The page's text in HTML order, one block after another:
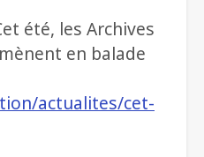
été, les Archives
en balade
actualites/cet-